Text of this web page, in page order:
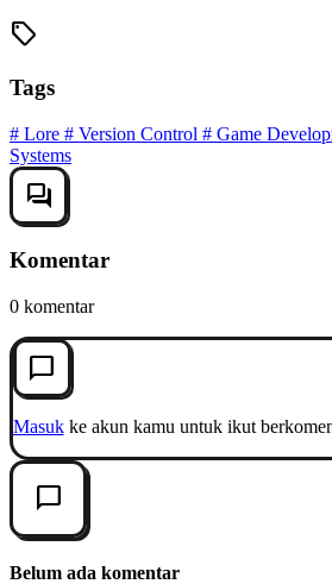
sell
Tags
# Lore # Version Control # Game
Systems
forum
Komentar
0 komentar
chat_bubble_outline
Masukke akun kamu untuk ikut
chat_bubble_outline
Belum ada komentar